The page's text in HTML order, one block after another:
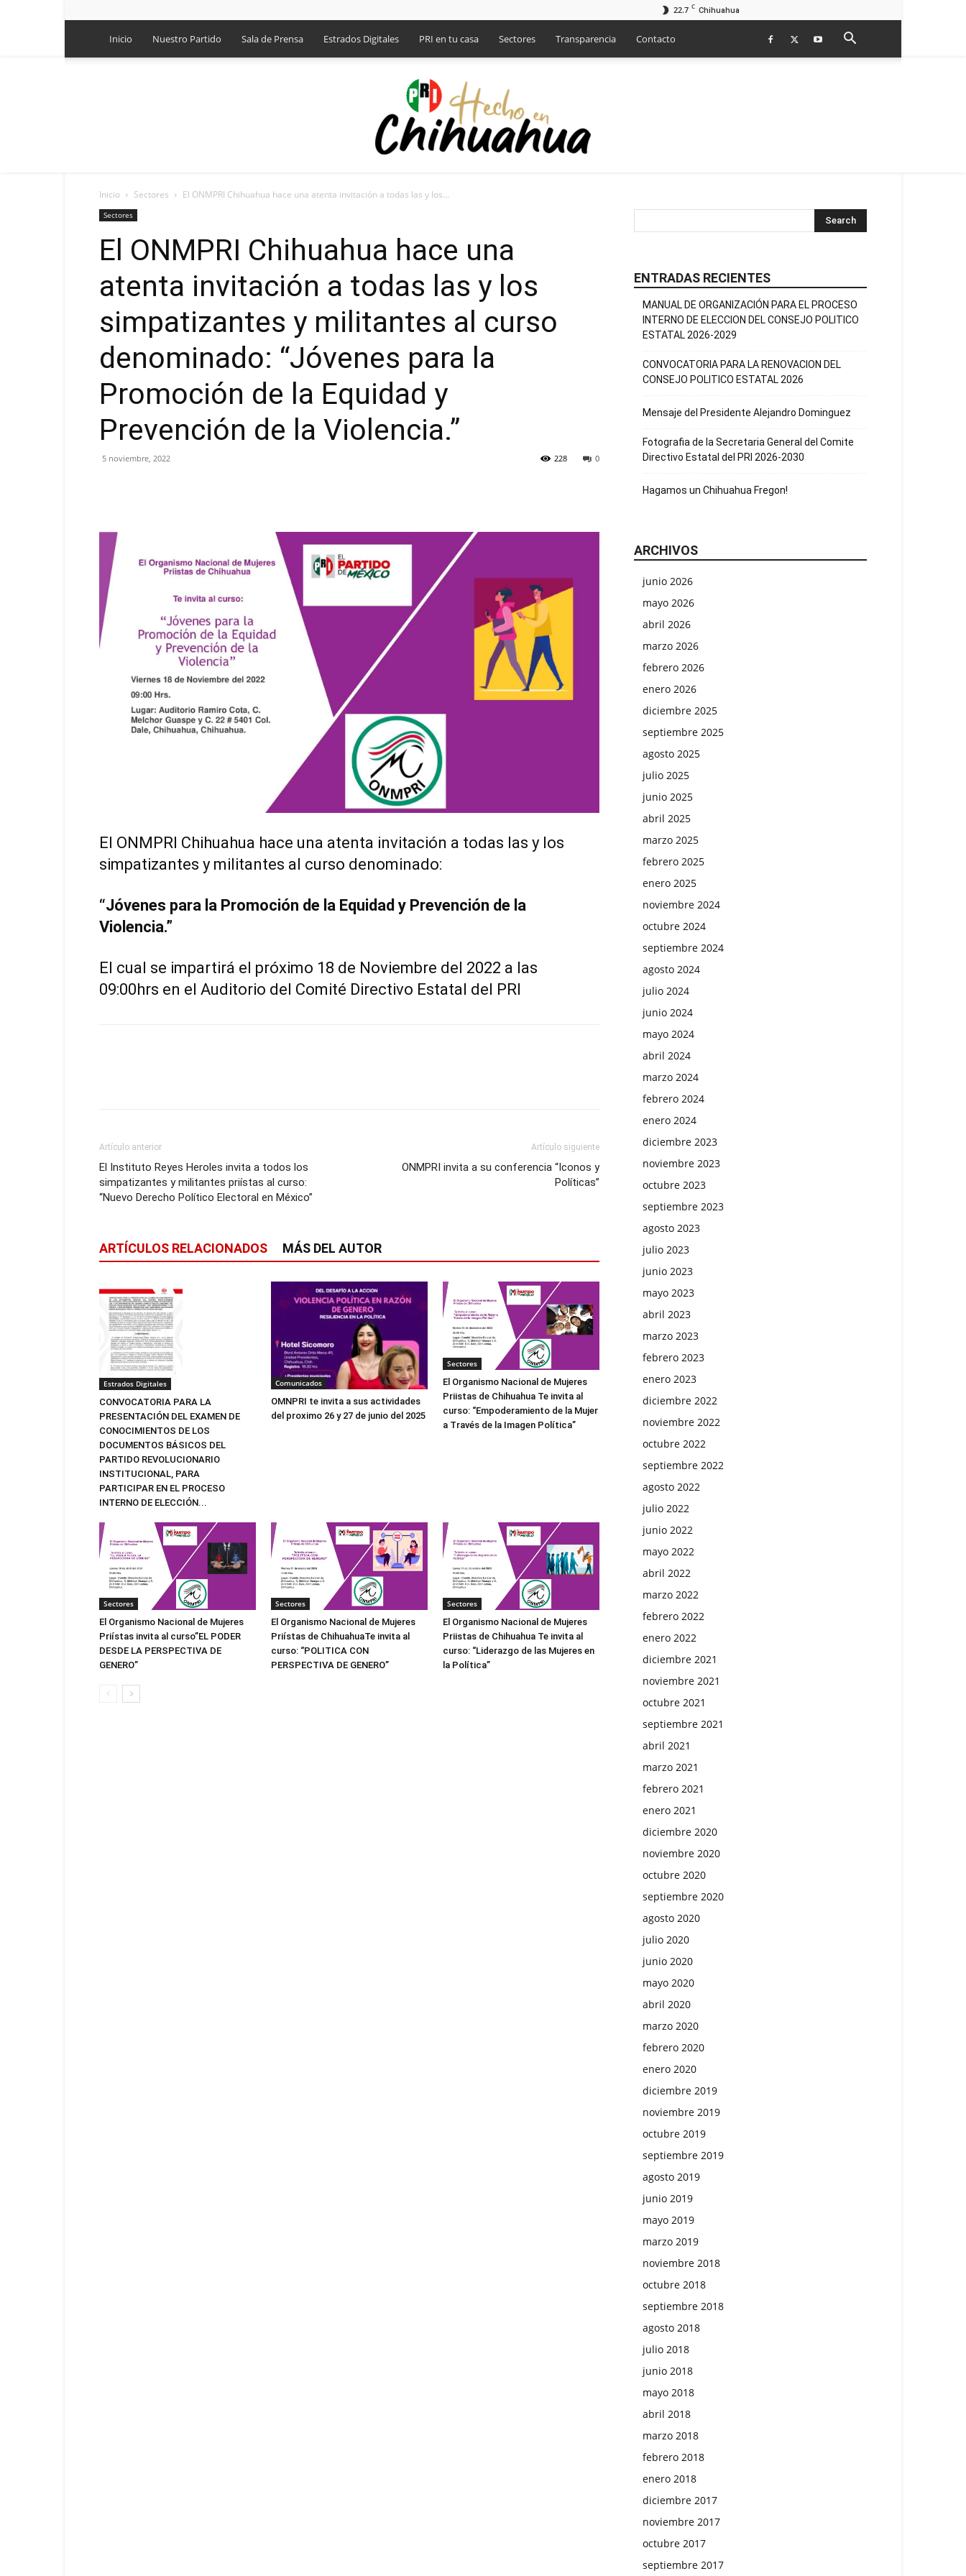
22.7 C Chihuahua
Inicio Nuestro Partido Sala de Prensa Estrados Digitales PRI en tu casa Sectores Transparencia Contacto
|
Inicio Sectores El ONMPRI Chihuahua hace una atenta invitación a todas las y los...
Sectores
El ONMPRI Chihuahua hace una
atenta invitación a todas las y los
simpatizantes y militantes al curso
denominado: “Jóvenes para la
Promoción de la Equidad y
Prevención de la Violencia.”
5 noviembre, 2022 0
228
El ONMPRI Chihuahua hace una atenta invitación a todas las y los
simpatizantes y militantes al curso denominado:
“Jóvenes para la Promoción de la Equidad y Prevención de la
Violencia.”
El cual se impartirá el próximo 18 de Noviembre del 2022 a las
09:00hrs en el Auditorio del Comité Directivo Estatal del PRI
Artículo anterior
El Instituto Reyes Heroles invita a todos los
simpatizantes y militantes priístas al curso:
“Nuevo Derecho Político Electoral en México”
Artículo siguiente
ONMPRI invita a su conferencia “Iconos y
Políticas”
ARTÍCULOS RELACIONADOS MÁS DEL AUTOR
Estrados Digitales
CONVOCATORIA PARA LA
PRESENTACIÓN DEL EXAMEN DE
CONOCIMIENTOS DE LOS
DOCUMENTOS BÁSICOS DEL
PARTIDO REVOLUCIONARIO
INSTITUCIONAL, PARA
PARTICIPAR EN EL PROCESO
INTERNO DE ELECCIÓN...
Comunicados
OMNPRI te invita a sus actividades
del proximo 26 y 27 de junio del 2025
Sectores
El Organismo Nacional de Mujeres
Priistas de Chihuahua Te invita al
curso: “Empoderamiento de la Mujer
a Través de la Imagen Política”
Sectores
El Organismo Nacional de Mujeres
Priístas invita al curso”EL PODER
DESDE LA PERSPECTIVA DE
GENERO”
Sectores
El Organismo Nacional de Mujeres
Priístas de ChihuahuaTe invita al
curso: “POLITICA CON
PERSPECTIVA DE GENERO”
Sectores
El Organismo Nacional de Mujeres
Priistas de Chihuahua Te invita al
curso: “Liderazgo de las Mujeres en
la Política”
ENTRADAS RECIENTES
MANUAL DE ORGANIZACIÓN PARA EL PROCESO
INTERNO DE ELECCION DEL CONSEJO POLITICO
ESTATAL 2026-2029
CONVOCATORIA PARA LA RENOVACION DEL
CONSEJO POLITICO ESTATAL 2026
Mensaje del Presidente Alejandro Dominguez
Fotografia de la Secretaria General del Comite
Directivo Estatal del PRI 2026-2030
Hagamos un Chihuahua Fregon!
ARCHIVOS
junio 2026
mayo 2026
abril 2026
marzo 2026
febrero 2026
enero 2026
diciembre 2025
septiembre 2025
agosto 2025
julio 2025
junio 2025
abril 2025
marzo 2025
febrero 2025
enero 2025
noviembre 2024
octubre 2024
septiembre 2024
agosto 2024
julio 2024
junio 2024
mayo 2024
abril 2024
marzo 2024
febrero 2024
enero 2024
diciembre 2023
noviembre 2023
octubre 2023
septiembre 2023
agosto 2023
julio 2023
junio 2023
mayo 2023
abril 2023
marzo 2023
febrero 2023
enero 2023
diciembre 2022
noviembre 2022
octubre 2022
septiembre 2022
agosto 2022
julio 2022
junio 2022
mayo 2022
abril 2022
marzo 2022
febrero 2022
enero 2022
diciembre 2021
noviembre 2021
octubre 2021
septiembre 2021
abril 2021
marzo 2021
febrero 2021
enero 2021
diciembre 2020
noviembre 2020
octubre 2020
septiembre 2020
agosto 2020
julio 2020
junio 2020
mayo 2020
abril 2020
marzo 2020
febrero 2020
enero 2020
diciembre 2019
noviembre 2019
octubre 2019
septiembre 2019
agosto 2019
junio 2019
mayo 2019
marzo 2019
noviembre 2018
octubre 2018
septiembre 2018
agosto 2018
julio 2018
junio 2018
mayo 2018
abril 2018
marzo 2018
febrero 2018
enero 2018
diciembre 2017
noviembre 2017
octubre 2017
septiembre 2017